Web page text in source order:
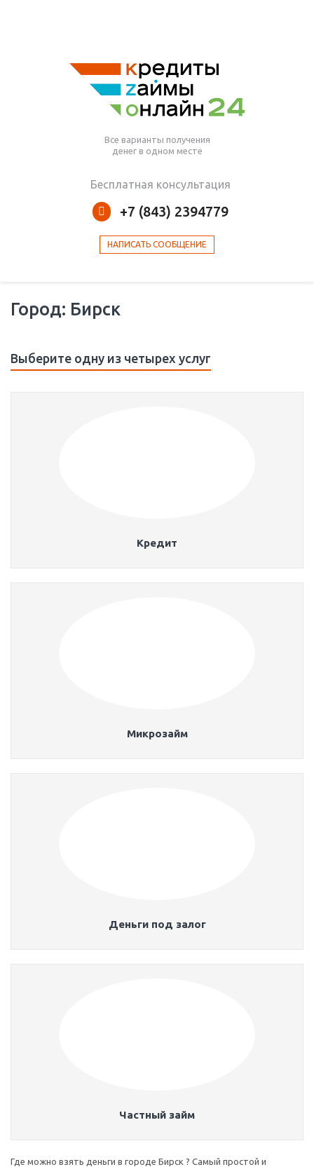
Все варианты получения
денег в одном месте
Бесплатная консультация
+7 (843) 2394779
НАПИСАТЬ СООБЩЕНИЕ
Город: Бирск
Выберите одну из четырех услуг
Кредит
Микрозайм
Деньги под залог
Частный займ
Где можно взять деньги в городе Бирск ? Самый простой и